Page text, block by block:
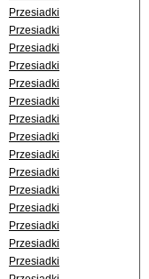
Przesiadki
Przesiadki
Przesiadki
Przesiadki
Przesiadki
Przesiadki
Przesiadki
Przesiadki
Przesiadki
Przesiadki
Przesiadki
Przesiadki
Przesiadki
Przesiadki
Przesiadki